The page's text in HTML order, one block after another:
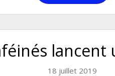
lancent
18 juillet 2019